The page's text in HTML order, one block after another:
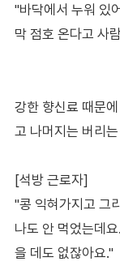
"바닥에서 누워 있
막 점호 온다고 사
강한 향신료 때문
고 나머지는 버리
[석방 근로자]
"콩 익혀가지고 그
나도 안 먹었는데
을 데도 없잖아요."